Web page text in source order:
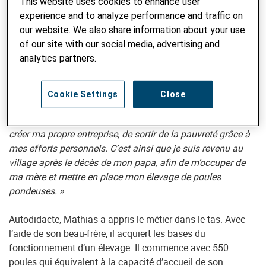
2019, après ses études de droit, il s’est lancé dans
l’entrepreneuriat. Avec peu de moyens, il construit son
poulailler :« J’ai fait 4 ans d’étude en droit à l’Université de
Ouagadougou. Pour subvenir à mes besoins en attendant
d’avoir du boulot ou être admis à un concours, je me suis
lancé dans le markéting de proximité. C’est dans cette
activité que j’ai pris conscience que l’on pouvait réussir
autrement qu’en étant dans un bureau ou en étant admis à
créer ma propre entreprise, de sortir de la pauvreté grâce à
mes efforts personnels. C’est ainsi que je suis revenu au
village après le décès de mon papa, afin de m’occuper de
ma mère et mettre en place mon élevage de poules
pondeuses. »
Autodidacte, Mathias a appris le métier dans le tas. Avec
l’aide de son beau-frère, il acquiert les bases du
fonctionnement d’un élevage. Il commence avec 550
poules qui équivalent à la capacité d’accueil de son
experience and to analyze performance and traffic on
our website. We also share information about your use
of our site with our social media, advertising and
analytics partners.
Close
Cookie Settings